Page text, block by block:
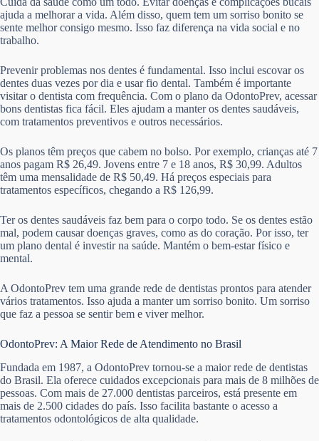
ajuda a melhorar a vida. Além disso, quem tem um sorriso bonito se
sente melhor consigo mesmo. Isso faz diferença na vida social e no
trabalho.
Prevenir problemas nos dentes é fundamental. Isso inclui escovar os
dentes duas vezes por dia e usar fio dental. Também é importante
visitar o dentista com frequência. Com o plano da OdontoPrev, acessar
bons dentistas fica fácil. Eles ajudam a manter os dentes saudáveis,
com tratamentos preventivos e outros necessários.
Os planos têm preços que cabem no bolso. Por exemplo, crianças até 7
anos pagam R$ 26,49. Jovens entre 7 e 18 anos, R$ 30,99. Adultos
têm uma mensalidade de R$ 50,49. Há preços especiais para
tratamentos específicos, chegando a R$ 126,99.
Ter os dentes saudáveis faz bem para o corpo todo. Se os dentes estão
mal, podem causar doenças graves, como as do coração. Por isso, ter
um plano dental é investir na saúde. Mantém o bem-estar físico e
mental.
A OdontoPrev tem uma grande rede de dentistas prontos para atender
vários tratamentos. Isso ajuda a manter um sorriso bonito. Um sorriso
que faz a pessoa se sentir bem e viver melhor.
OdontoPrev: A Maior Rede de Atendimento no Brasil
Fundada em 1987, a OdontoPrev tornou-se a maior rede de dentistas
do Brasil. Ela oferece cuidados excepcionais para mais de 8 milhões de
pessoas. Com mais de 27.000 dentistas parceiros, está presente em
mais de 2.500 cidades do país. Isso facilita bastante o acesso a
tratamentos odontológicos de alta qualidade.